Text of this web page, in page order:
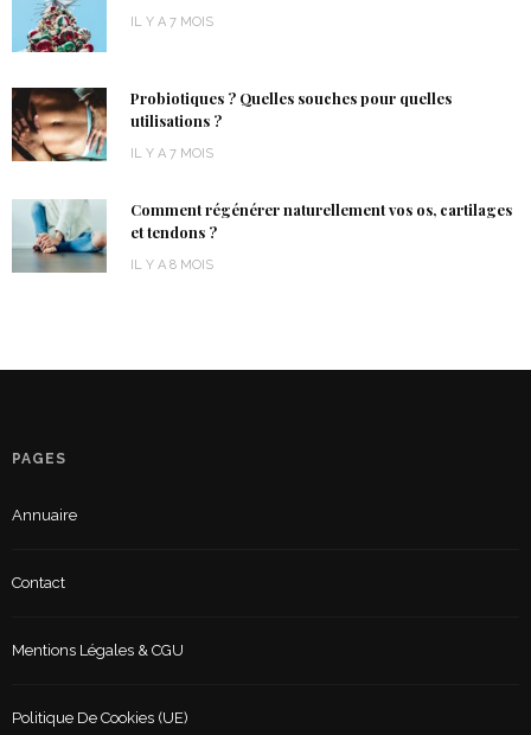
IL Y A 7 MOIS
Probiotiques ? Quelles souches pour quelles
utilisations ?
IL Y A 7 MOIS
Comment régénérer naturellement vos os, cartilages
et tendons ?
IL Y A 8 MOIS
PAGES
Annuaire
Contact
Mentions Légales & CGU
Politique De Cookies (UE)